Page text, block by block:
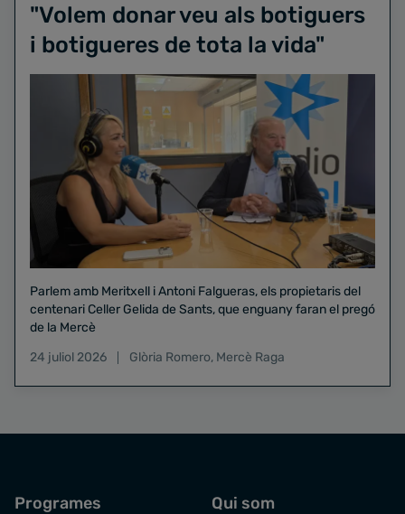
"Volem donar veu als botiguers
i botigueres de tota la vida"
Parlem amb Meritxell i Antoni Falgueras, els propietaris del
centenari Celler Gelida de Sants, que enguany faran el pregó
de la Mercè
24 juliol 2026
Glòria Romero, Mercè Raga
Programes Qui som